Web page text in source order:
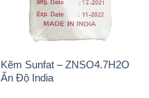
Kẽm Sunfat – ZNSO4.7H2O
Ấn Độ India